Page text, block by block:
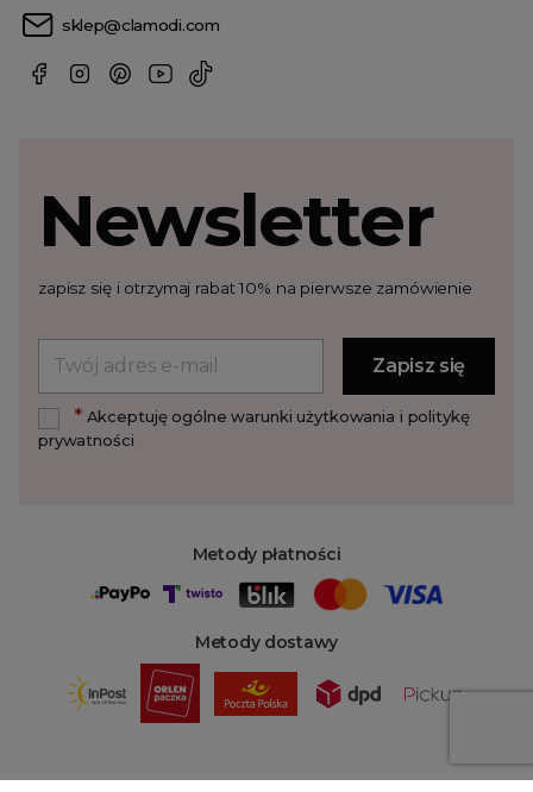
sklep@clamodi.com
Metody płatności
Metody dostawy
Newsletter
zapisz się i otrzymaj rabat 10% na pierwsze zamówienie
*Akceptuję ogólne warunki użytkowania i politykę
prywatności